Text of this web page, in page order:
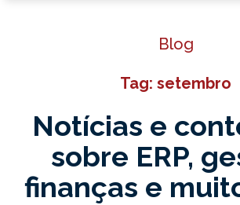
Blog
Tag: setembro
Notícias e
sobre ERP,
finanças e